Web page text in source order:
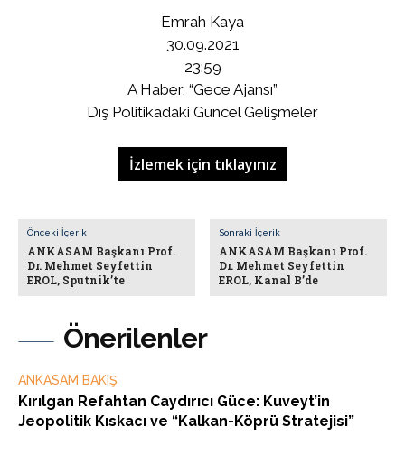
Önerilenler
ANKASAM BAKIŞ
Kırılgan Refahtan Caydırıcı Güce: Kuveyt’in
Jeopolitik Kıskacı ve “Kalkan-Köprü Stratejisi”
Emrah Kaya
30.09.2021
23:59
A Haber, “Gece Ajansı”
Dış Politikadaki Güncel Gelişmeler
İzlemek için tıklayınız
Önceki İçerik
ANKASAM Başkanı Prof.
Dr. Mehmet Seyfettin
EROL, Sputnik’te
Sonraki İçerik
ANKASAM Başkanı Prof.
Dr. Mehmet Seyfettin
EROL, Kanal B’de